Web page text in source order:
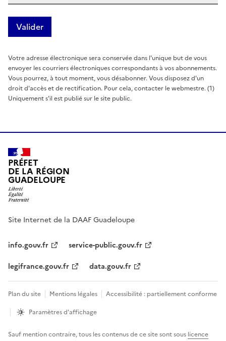
Votre adresse électronique sera conservée dans l'unique but de vous
envoyer les courriers électroniques correspondants à vos abonnements.
Vous pourrez, à tout moment, vous désabonner. Vous disposez d'un
droit d'accès et de rectification. Pour cela, contacter le webmestre. (1)
Uniquement s'il est publié sur le site public.
PRÉFET
DE LA RÉGION
GUADELOUPE
Site Internet de la DAAF Guadeloupe
info.gouv.fr
service-public.gouv.fr
legifrance.gouv.fr
data.gouv.fr
Plan du site Mentions légales
Accessibilité : partiellement conforme
Paramètres d'affichage
Sauf mention contraire, tous les contenus de ce site sont sous licence